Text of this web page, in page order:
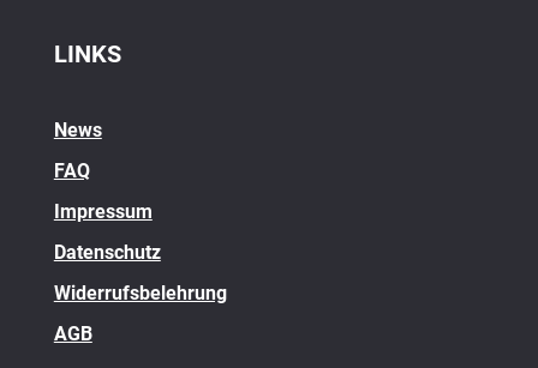
LINKS
News
FAQ
Impressum
Datenschutz
Widerrufsbelehrung
AGB